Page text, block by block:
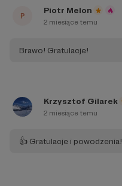
Piotr Melon
2 miesiące temu
Brawo! Gratulacje!
Krzysztof Gilarek
2 miesiące temu
👍 Gratulacje i powodzenia!